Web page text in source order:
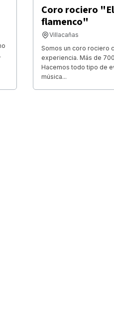
Coro rociero
flamenco"
Villacañas
Somos un coro rociero
experiencia. Más de
Hacemos todo tipo de
música...